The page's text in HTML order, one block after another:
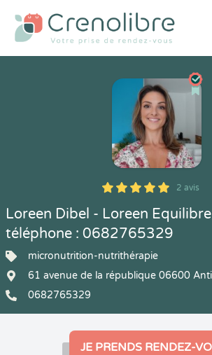
5
1
5
2 2 avis
Loreen Dibel - Loreen
téléphone : 0682765329
micronutrition-nutrithérapie
61 avenue de la république 06600
0682765329
JE PRENDS RENDEZ-